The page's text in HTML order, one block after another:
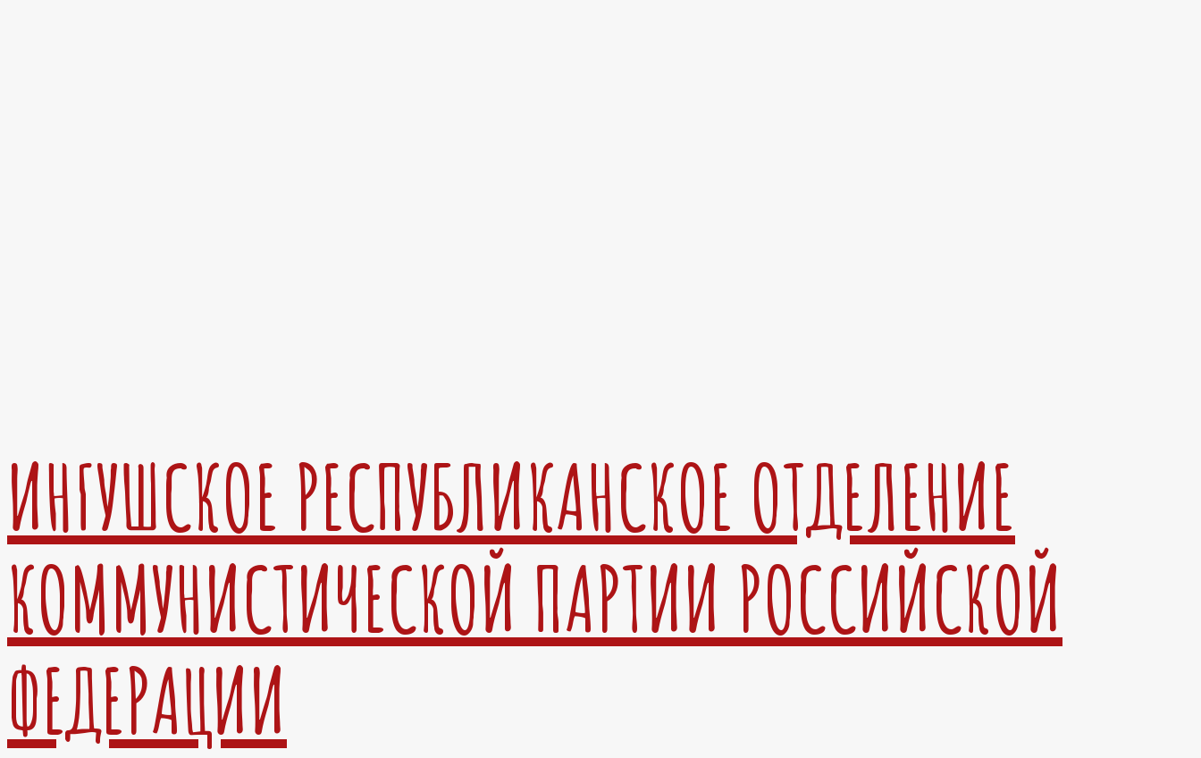
ИНГУШСКОЕ РЕСПУБЛИКАНСКОЕ ОТДЕЛЕНИЕ
КОММУНИСТИЧЕСКОЙ ПАРТИИ РОССИЙСКОЙ
ФЕДЕРАЦИИ